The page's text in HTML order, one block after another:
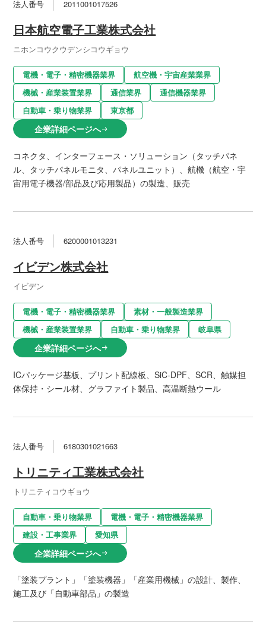
法人番号 2011001017526
日本航空電子工業株式会社
ニホンコウクウデンシコウギョウ
電機・電子・精密機器業界
航空機・宇宙産業業界
機械・産業装置業界
通信業界
通信機器業界
自動車・乗り物業界
東京都
企業詳細ページへarrow_right_alt
コネクタ、インターフェース・ソリューション（タッチパネ
ル、タッチパネルモニタ、パネルユニット）、航機（航空・宇
宙用電子機器/部品及び応用製品）の製造、販売
法人番号 6200001013231
イビデン株式会社
イビデン
電機・電子・精密機器業界
素材・一般製造業界
機械・産業装置業界
自動車・乗り物業界 岐阜県
企業詳細ページへarrow_right_alt
ICパッケージ基板、プリント配線板、SiC-DPF、SCR、触媒担
体保持・シール材、グラファイト製品、高温断熱ウール
法人番号 6180301021663
トリニティ工業株式会社
トリニティコウギョウ
自動車・乗り物業界
電機・電子・精密機器業界
建設・工事業界
愛知県
企業詳細ページへarrow_right_alt
「塗装プラント」「塗装機器」「産業用機械」の設計、製作、
施工及び「自動車部品」の製造